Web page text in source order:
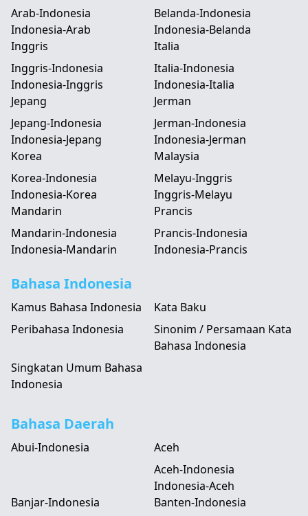
Arab-Indonesia
Indonesia-Arab
Belanda-Indonesia
Indonesia-Belanda
Inggris
Inggris-Indonesia
Indonesia-Inggris
Italia
Italia-Indonesia
Indonesia-Italia
Jepang
Jepang-Indonesia
Indonesia-Jepang
Jerman
Jerman-Indonesia
Indonesia-Jerman
Korea
Korea-Indonesia
Indonesia-Korea
Malaysia
Melayu-Inggris
Inggris-Melayu
Mandarin
Mandarin-Indonesia
Indonesia-Mandarin
Prancis
Prancis-Indonesia
Indonesia-Prancis
Bahasa Indonesia
Kamus Bahasa Indonesia
Kata Baku
Peribahasa Indonesia
Sinonim / Persamaan Kata
Bahasa Indonesia
Singkatan Umum Bahasa
Indonesia
Bahasa Daerah
Abui-Indonesia
Aceh
Aceh-Indonesia
Indonesia-Aceh
Banjar-Indonesia
Banten-Indonesia